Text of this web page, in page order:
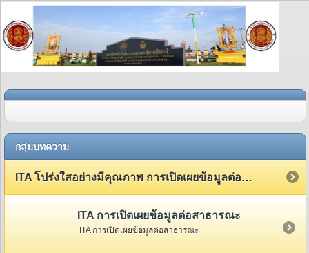
กลุ่มบทความ
ITA โปร่งใสอย่างมีคุณภาพ การเปิดเผยข้อมูลต่อสาธารณะ
ITA การเปิดเผยข้อมูลต่อสาธารณะ
ITA การเปิดเผยข้อมูลต่อสาธารณะ